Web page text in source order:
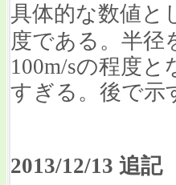
具体的な数値と
度である。半径
100m/sの程度
すぎる。後で示
2013/12/13 追記